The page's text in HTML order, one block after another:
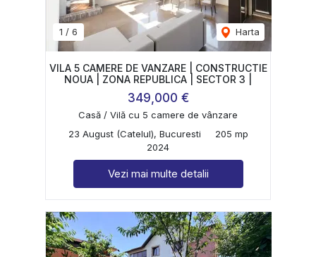
1 / 6 Harta
VILA 5 CAMERE DE VANZARE | CONSTRUCTIE
NOUA | ZONA REPUBLICA | SECTOR 3 |
349,000 €
Casă / Vilă cu 5 camere de vânzare
23 August (Catelul), Bucuresti
205 mp
2024
Vezi mai multe detalii